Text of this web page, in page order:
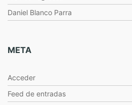
Daniel Blanco Parra
META
Acceder
Feed de entradas